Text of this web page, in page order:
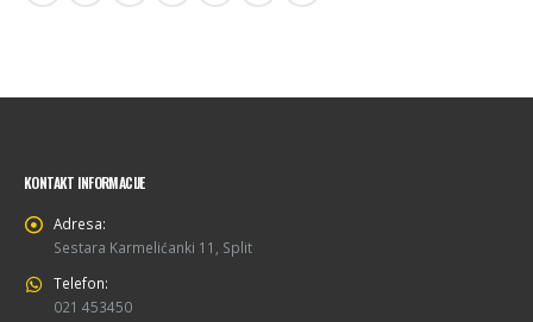
KONTAKT INFORMACIJE
Adresa:
Sestara Karmelićanki 11, Split
Telefon:
021 453450